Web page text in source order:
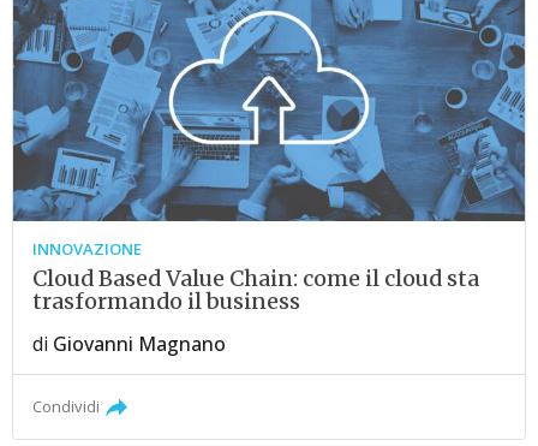
INNOVAZIONE
Cloud Based Value Chain: come il cloud sta
trasformando il business
di Giovanni Magnano
Condividi